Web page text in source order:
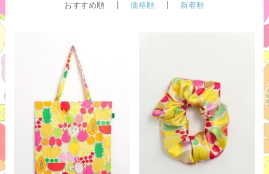
おすすめ順 |価格順 新着順